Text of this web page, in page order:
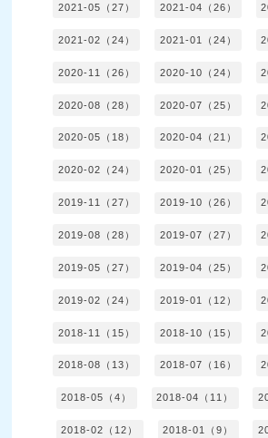
2021-05（27） 2021-04（26）
2021-02（24） 2021-01（24）
2020-11（26） 2020-10（24）
2020-08（28） 2020-07（25）
2020-05（18） 2020-04（21）
2020-02（24） 2020-01（25）
2019-11（27） 2019-10（26）
2019-08（28） 2019-07（27）
2019-05（27） 2019-04（25）
2019-02（24） 2019-01（12）
2018-11（15） 2018-10（15）
2018-08（13） 2018-07（16）
2018-05（4） 2018-04（11）
2018-02（12） 2018-01（9）